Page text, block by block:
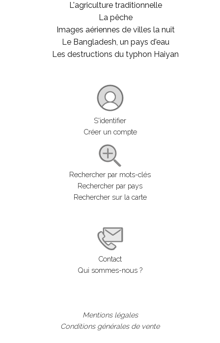
L'agriculture traditionnelle
La pêche
Images aériennes de villes la nuit
Le Bangladesh, un pays d'eau
Les destructions du typhon Haiyan
S'identifier
Créer un compte
Rechercher par mots-clés
Rechercher par pays
Rechercher sur la carte
Contact
Qui sommes-nous ?
Mentions légales
Conditions générales de vente